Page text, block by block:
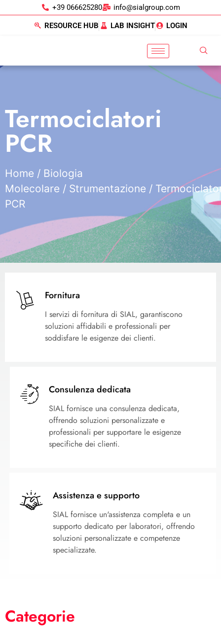
+39 066625280 info@sialgroup.com
RESOURCE HUB LAB INSIGHT LOGIN
Termociclatori
PCR
Home / Biologia
Molecolare / Strumentazione /
PCR
Fornitura
I servizi di fornitura di SIAL, garantiscono
soluzioni affidabili e professionali per
soddisfare le esigenze dei clienti.
Consulenza dedicata
SIAL fornisce una consulenza dedicata,
offrendo soluzioni personalizzate e
professionali per supportare le esigenze
specifiche dei clienti.
Assistenza e supporto
SIAL fornisce un'assistenza completa e un
supporto dedicato per laboratori, offrendo
soluzioni personalizzate e competenze
specializzate.
Categorie